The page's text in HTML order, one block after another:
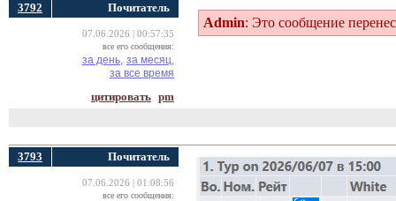
3792 Почитатель
07.06.2026 | 00:57:35
все его сообщения:
за день, за месяц,
за все время
цитировать pm
Admin: Это сообщение
3793 Почитатель
07.06.2026 | 01:08:56
все его сообщения: